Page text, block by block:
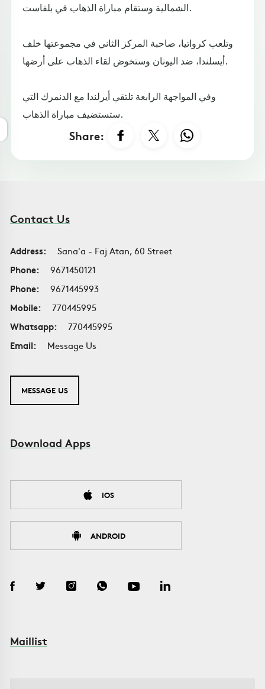
الشمالية وستقام مباراة الذهاب في بلفاست.
وتلعب كرواتيا، صاحبة المركز الثاني في مجموعتها خلف
أيسلندا، ضد اليونان وستخوض لقاء الذهاب على أرضها.
وفي المواجهة الرابعة تلتقي أيرلندا مع الدنمرك التي
ستستضيف مباراة الذهاب.
Share:
Contact Us
Address:
Sana'a - Faj Atan, 60 Street
Phone:
9671450121
Phone:
9671445993
Mobile:
770445995
Whatsapp:
770445995
Email:
Message Us
MESSAGE US
Download Apps
IOS
ANDROID
Maillist